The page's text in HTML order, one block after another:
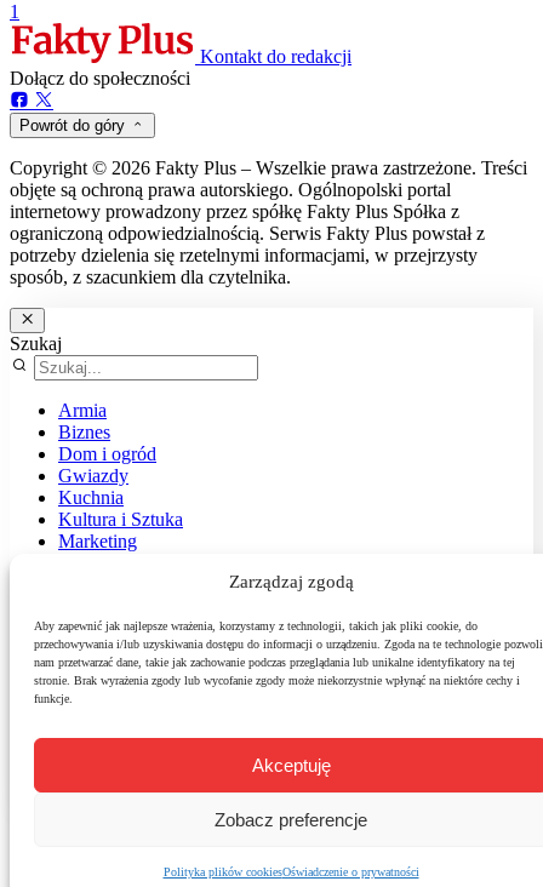
Zarządzaj zgodą
Aby zapewnić jak najlepsze wrażenia, korzystamy z technologii, takich jak pliki cookie, do
przechowywania i/lub uzyskiwania dostępu do informacji o urządzeniu. Zgoda na te technologie pozwoli
nam przetwarzać dane, takie jak zachowanie podczas przeglądania lub unikalne identyfikatory na tej
stronie. Brak wyrażenia zgody lub wycofanie zgody może niekorzystnie wpłynąć na niektóre cechy i
funkcje.
Akceptuję
Zobacz preferencje
Polityka plików cookiesOświadczenie o prywatności
1
Kontakt do redakcji
Dołącz do społeczności
Powrót do góry
Copyright © 2026 Fakty Plus – Wszelkie prawa zastrzeżone. Treści
objęte są ochroną prawa autorskiego. Ogólnopolski portal
internetowy prowadzony przez spółkę Fakty Plus Spółka z
ograniczoną odpowiedzialnością. Serwis Fakty Plus powstał z
potrzeby dzielenia się rzetelnymi informacjami, w przejrzysty
sposób, z szacunkiem dla czytelnika.
Szukaj
Armia
Biznes
Dom i ogród
Gwiazdy
Kuchnia
Kultura i Sztuka
Marketing
Podróże
Polityka
Sport
Środowisko
Technologie